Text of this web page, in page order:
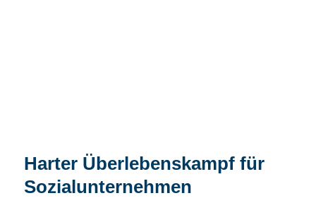
Harter Überlebenskampf für
Sozialunternehmen